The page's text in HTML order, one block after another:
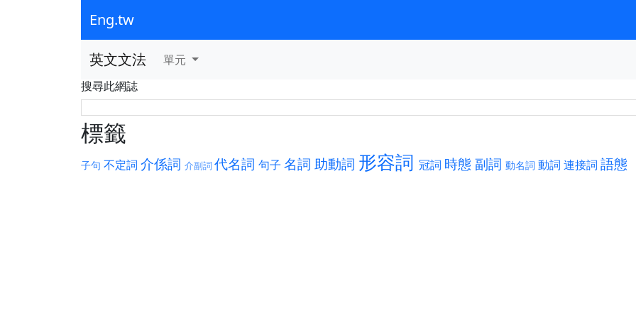
Eng.tw
英文文法
單元
搜尋此網誌
標籤
子句 不定詞 介係詞 介副詞 代名詞 句子 名詞 助動詞 形容詞 冠詞 時態 副詞 動名詞 動詞 連接詞 語態